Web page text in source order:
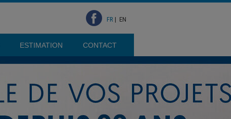
FR | EN
ESTIMATION CONTACT